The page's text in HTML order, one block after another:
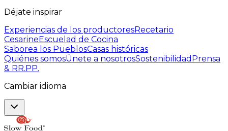
Déjate inspirar
Experiencias de los productoresRecetario
CesarineEscuelad de Cocina
Saborea los PueblosCasas históricas
Quiénes somosÚnete a nosotrosSostenibilidad Prensa
& RR.PP.
Cambiar idioma